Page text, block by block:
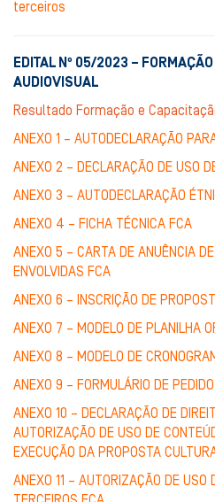
terceiros
EDITAL Nº 05/2023 – FORMAÇÃO
AUDIOVISUAL
Resultado Formação e
ANEXO 1 – AUTODECLARAÇÃO
ANEXO 2 – DECLARAÇÃO DE USO
ANEXO 3 – AUTODECLARAÇÃO
ANEXO 4 – FICHA TÉCNICA FCA
ANEXO 5 – CARTA DE ANUÊNCIA
ENVOLVIDAS FCA
ANEXO 6 – INSCRIÇÃO DE
ANEXO 7 – MODELO DE PLANILHA
ANEXO 8 – MODELO DE
ANEXO 9 – FORMULÁRIO DE
ANEXO 10 – DECLARAÇÃO DE
AUTORIZAÇÃO DE USO DE
EXECUÇÃO DA PROPOSTA
ANEXO 11 – AUTORIZAÇÃO DE USO